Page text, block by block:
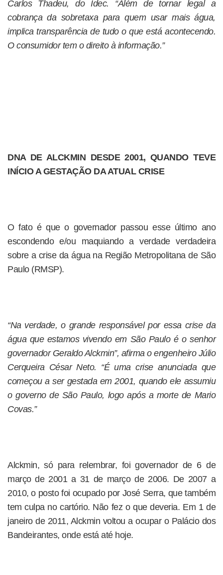
Carlos Thadeu, do Idec. “Além de tornar legal a
cobrança da sobretaxa para quem usar mais água,
implica transparência de tudo o que está acontecendo.
O consumidor tem o direito à informação.”
DNA DE ALCKMIN DESDE 2001, QUANDO TEVE
INÍCIO A GESTAÇÃO DA ATUAL CRISE
O fato é que o governador passou esse último ano
escondendo e/ou maquiando a verdade verdadeira
sobre a crise da água na Região Metropolitana de São
Paulo (RMSP).
“Na verdade, o grande responsável por essa crise da
água que estamos vivendo em São Paulo é o senhor
governador Geraldo Alckmin”, afirma o engenheiro Júlio
Cerqueira César Neto. “É uma crise anunciada que
começou a ser gestada em 2001, quando ele assumiu
o governo de São Paulo, logo após a morte de Mario
Covas.”
Alckmin, só para relembrar, foi governador de 6 de
março de 2001 a 31 de março de 2006. De 2007 a
2010, o posto foi ocupado por José Serra, que também
tem culpa no cartório. Não fez o que deveria. Em 1 de
janeiro de 2011, Alckmin voltou a ocupar o Palácio dos
Bandeirantes, onde está até hoje.